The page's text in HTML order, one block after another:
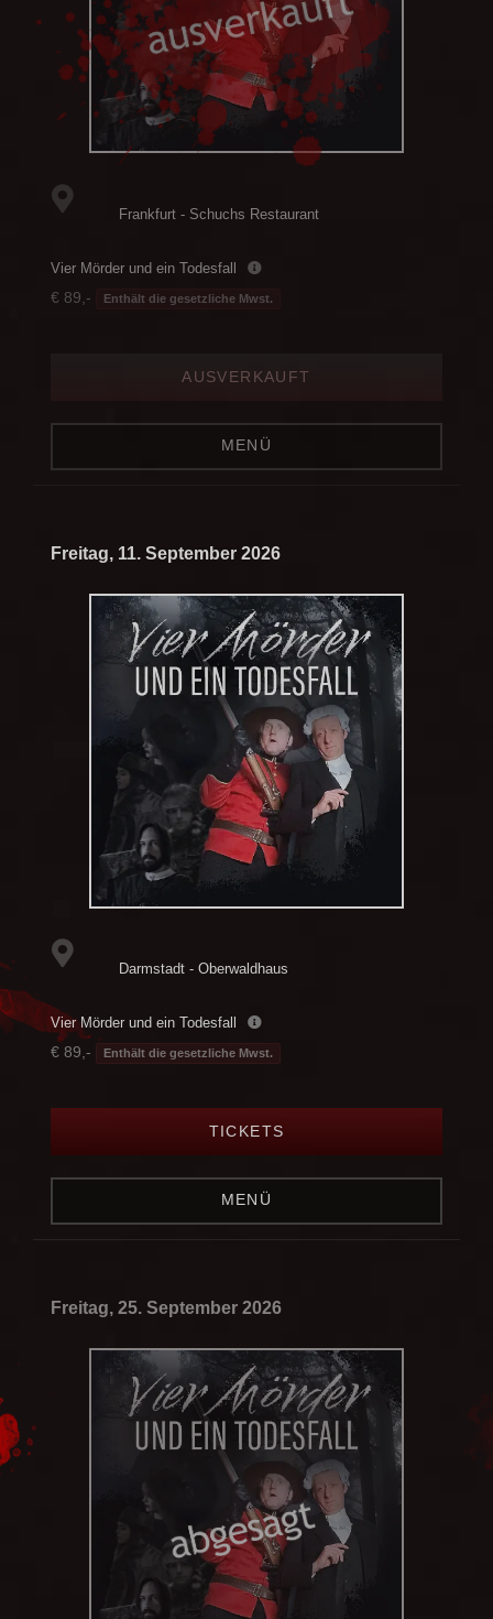
Frankfurt - Schuchs Restaurant
Vier Mörder und ein Todesfall
€ 89,- Enthält die gesetzliche Mwst.
AUSVERKAUFT
MENÜ
Freitag, 11. September 2026
Darmstadt - Oberwaldhaus
Vier Mörder und ein Todesfall
€ 89,- Enthält die gesetzliche Mwst.
TICKETS
MENÜ
Freitag, 25. September 2026